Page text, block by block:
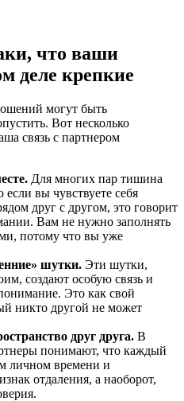
что ваши
деле крепкие
могут быть
Вот несколько
связь с партнером
Для многих пар тишина
вы чувствуете себя
друг с другом, это говорит
Вам не нужно заполнять
потому что вы уже
шутки. Эти шутки,
создают особую связь и
Это как свой
никто другой не может
друг друга. В
понимают, что каждый
личном времени и
отдаления, а наоборот,